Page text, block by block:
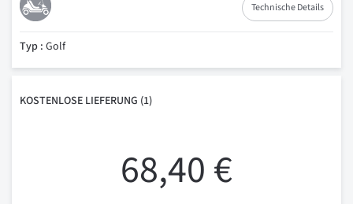
Technische Details
Typ : Golf
KOSTENLOSE LIEFERUNG (1)
68,40 €